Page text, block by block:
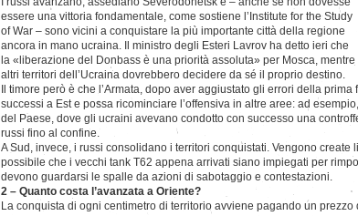
essere una vittoria fondamentale, come sostiene l’Institute for the Study
of War – sono vicini a conquistare la più importante città della regione
ancora in mano ucraina. Il ministro degli Esteri Lavrov ha detto ieri che
la «liberazione del Donbass è una priorità assoluta» per Mosca, mentre
altri territori dell’Ucraina dovrebbero decidere da sé il proprio destino.
Il timore però è che l’Armata, dopo aver aggiustato gli errori della
successi a Est e possa ricominciare l’offensiva in altre aree: ad
del Paese, dove gli ucraini avevano condotto con successo una
russi fino al confine.
A Sud, invece, i russi consolidano i territori conquistati. Vengono create
possibile che i vecchi tank T62 appena arrivati siano impiegati per
devono guardarsi le spalle da azioni di sabotaggio e contestazioni.
2 – Quanto costa l’avanzata a Oriente?
La conquista di ogni centimetro di territorio avviene pagando un